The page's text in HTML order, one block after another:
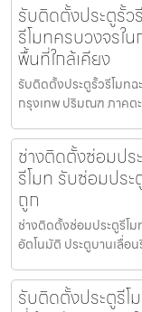
รับติดตั้งประตูรั้ว
รีโมทครบวงจรใ
พื้นที่ใกล้เคียง
รับติดตั้งประตูรั้วรีโมทฉ
กรุงเทพ ปริมณฑ ภาคต
ช่างติดตั้งซ่อมปร
รีโมท รับซ่อมประ
ถูก
ช่างติดตั้งซ่อมประตูรีโ
อัตโนมัติ ประตูบานเลื่อ
รับติดตั้งประตูรีโ